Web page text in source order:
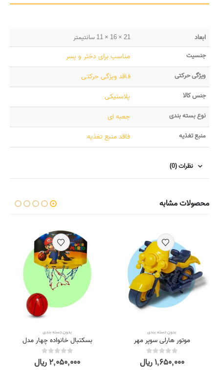
ابعاد
21 × 16 × 11 سانتیمتر
جنسیت
مناسب برای دختر و پسر
ویژگی حرکتی فاقد ویژگی حرکتی
جنس کالا پلاستیکی
نوع بسته بندی جعبه ای
منبع تغذیه فاقد منبع تغذیه
نظرات (0)
محصولات مشابه
بدون دسته بندی,ساز و باز
بدون دسته بندی
موتور هارلی سوپر مهر
۱,۶۵۰,۰۰۰ ریال
بدون دسته بندی
بسکتبال خانواده چهار مدل
۲,۰۵۰,۰۰۰ریال